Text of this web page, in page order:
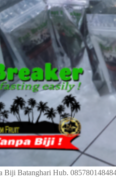
Biji Batanghari Hub.